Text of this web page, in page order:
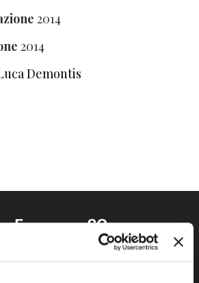
2014
2014
Demontis